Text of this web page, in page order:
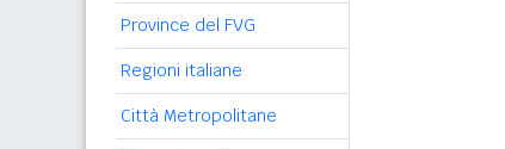
Province del FVG
Regioni italiane
Città Metropolitane